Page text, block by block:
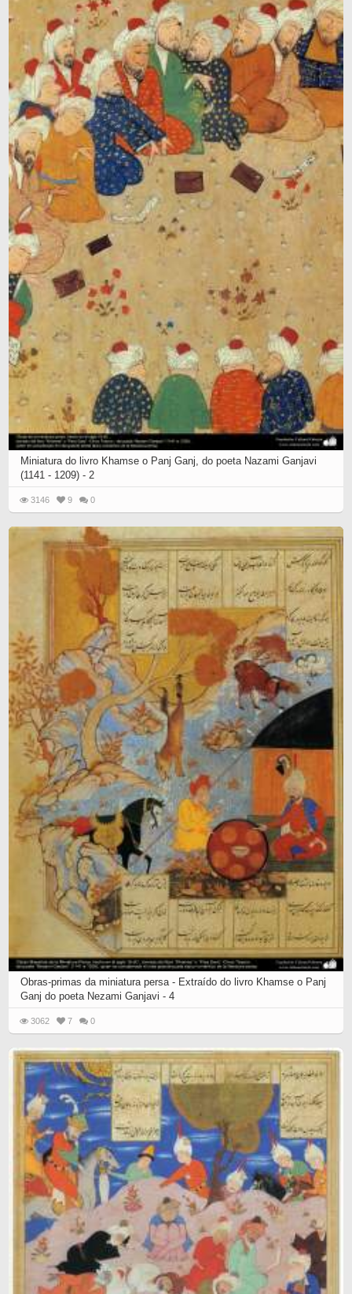
Miniatura do livro Khamse o Panj Ganj, do poeta Nazami Ganjavi
(1141 - 1209) - 2
3146 9 0
Obras-primas da miniatura persa - Extraído do livro Khamse o Panj
Ganj do poeta Nezami Ganjavi - 4
3062 7 0